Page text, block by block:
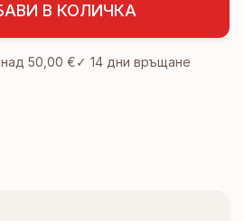
В КОЛИЧКА
50,00 €✓ 14 дни връщане